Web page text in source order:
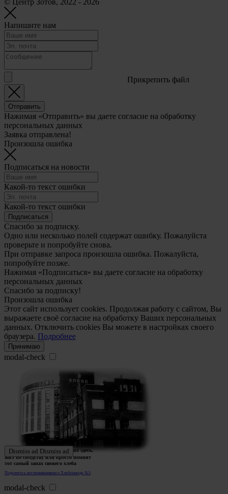
Напишите нам
Прикрепить файл
Отправить
Нажимая «Отправить» вы даете согласие на обработку
персональных данных
Заявка отправлена!
Произошла ошибка
Подписаться на новости
Какой-то текст ошибки
Какой-то текст ошибки
Подписаться
Спасибо за подписку.
Одно или несколько полей содержат ошибку. Пожалуйста
проверьте и попробуйте снова.
При отправке запроса произошла ошибка. Пожалуйста,
попробуйте позже.
Нажимая «Подписаться» вы даете согласие на обработку
персональных данных
Спасибо за подписку!
Произошла ошибка
Этот сайт использует cookies. Продолжая работу с сайтом, Вы
выражаете своё согласие на обработку Ваших персональных
данных. Отключить cookies Вы можете в настройках своего
браузера. Подробнее
Принимаю
modal-check
Поделитесь воспоминаниями о Хлебозаводе №5
Ждем истории тех, кто работал здесь,
жил по соседству или просто помнит
тот самый запах свежего хлеба
Dismiss ad Dismiss ad
modal-check